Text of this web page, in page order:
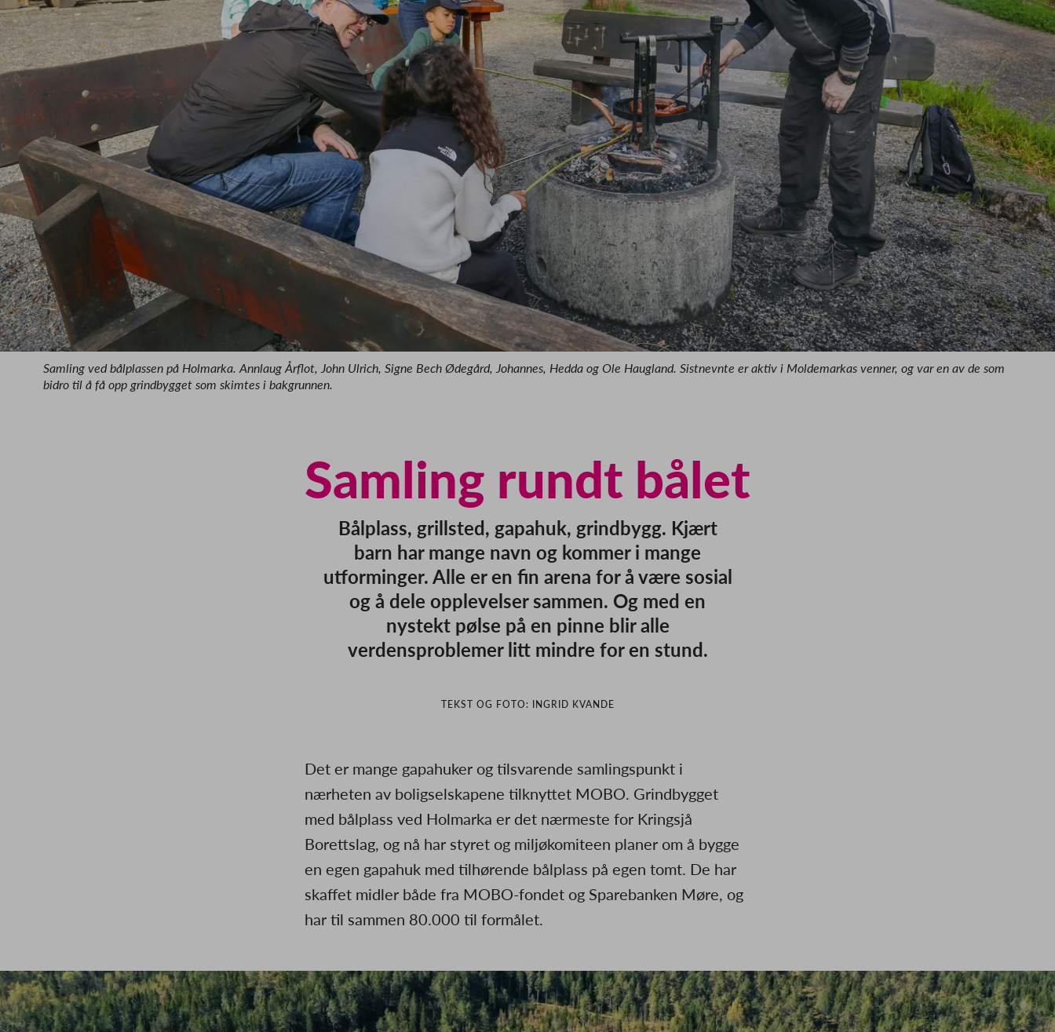
Samling ved bålplassen på Holmarka. Annlaug Årflot, John Ulrich, Signe Bech Ødegård, Johannes, Hedda og Ole Haugland. Sistnevnte er aktiv i Moldemarkas venner, og var en av de som
bidro til å få opp grindbygget som skimtes i bakgrunnen.
Samling rundt bålet
Bålplass, grillsted, gapahuk, grindbygg. Kjært
barn har mange navn og kommer i mange
utforminger. Alle er en fin arena for å være sosial
og å dele opplevelser sammen. Og med en
nystekt pølse på en pinne blir alle
verdensproblemer litt mindre for en stund.
TEKST OG FOTO: INGRID KVANDE
Det er mange gapahuker og tilsvarende samlingspunkt i
nærheten av boligselskapene tilknyttet MOBO. Grindbygget
med bålplass ved Holmarka er det nærmeste for Kringsjå
Borettslag, og nå har styret og miljøkomiteen planer om å bygge
en egen gapahuk med tilhørende bålplass på egen tomt. De har
skaffet midler både fra MOBO-fondet og Sparebanken Møre, og
har til sammen 80.000 til formålet.